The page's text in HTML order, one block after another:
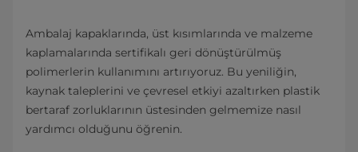
Ambalaj kapaklarında, üst kısımlarında ve malzeme
kaplamalarında sertifikalı geri dönüştürülmüş
polimerlerin kullanımını artırıyoruz. Bu yeniliğin,
kaynak taleplerini ve çevresel etkiyi azaltırken plastik
bertaraf zorluklarının üstesinden gelmemize nasıl
yardımcı olduğunu öğrenin.